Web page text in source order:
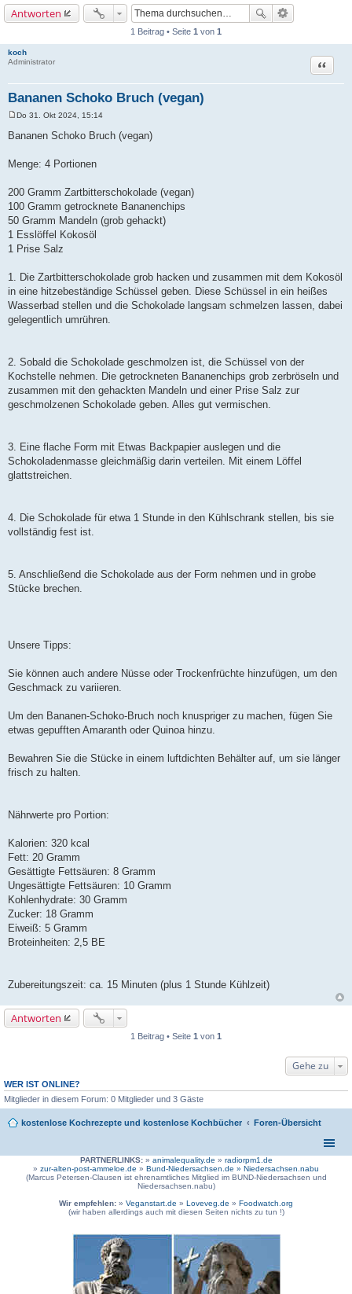
Antworten
1 Beitrag • Seite 1 von 1
koch
Administrator
Bananen Schoko Bruch (vegan)
Zitat
i
a
Do 31. Okt 2024, 15:14
Bananen Schoko Bruch (vegan)
Menge: 4 Portionen
200 Gramm Zartbitterschokolade (vegan)
100 Gramm getrocknete Bananenchips
50 Gramm Mandeln (grob gehackt)
1 Esslöffel Kokosöl
1 Prise Salz
1. Die Zartbitterschokolade grob hacken und zusammen mit dem Kokosöl
in eine hitzebeständige Schüssel geben. Diese Schüssel in ein heißes
Wasserbad stellen und die Schokolade langsam schmelzen lassen, dabei
gelegentlich umrühren.
2. Sobald die Schokolade geschmolzen ist, die Schüssel von der
Kochstelle nehmen. Die getrockneten Bananenchips grob zerbröseln und
zusammen mit den gehackten Mandeln und einer Prise Salz zur
geschmolzenen Schokolade geben. Alles gut vermischen.
3. Eine flache Form mit Etwas Backpapier auslegen und die
Schokoladenmasse gleichmäßig darin verteilen. Mit einem Löffel
glattstreichen.
4. Die Schokolade für etwa 1 Stunde in den Kühlschrank stellen, bis sie
vollständig fest ist.
5. Anschließend die Schokolade aus der Form nehmen und in grobe
Stücke brechen.
Unsere Tipps:
Sie können auch andere Nüsse oder Trockenfrüchte hinzufügen, um den
Geschmack zu variieren.
Um den Bananen-Schoko-Bruch noch knuspriger zu machen, fügen Sie
etwas gepufften Amaranth oder Quinoa hinzu.
Bewahren Sie die Stücke in einem luftdichten Behälter auf, um sie länger
frisch zu halten.
Nährwerte pro Portion:
Kalorien: 320 kcal
Fett: 20 Gramm
Gesättigte Fettsäuren: 8 Gramm
Ungesättigte Fettsäuren: 10 Gramm
Kohlenhydrate: 30 Gramm
Zucker: 18 Gramm
Eiweiß: 5 Gramm
Broteinheiten: 2,5 BE
Zubereitungszeit: ca. 15 Minuten (plus 1 Stunde Kühlzeit)
Antworten
1 Beitrag • Seite 1 von 1
Gehe zu
WER IST ONLINE?
Mitglieder in diesem Forum: 0 Mitglieder und 3 Gäste
kostenlose Kochrezepte und kostenlose Kochbücher Foren-Übersicht
PARTNERLINKS:» animalequality.de » radiorpm1.de
» zur-alten-post-ammeloe.de » Bund-Niedersachsen.de » Niedersachsen.nabu
(Marcus Petersen-Clausen ist ehrenamtliches Mitglied im BUND-Niedersachsen und
Niedersachsen.nabu)
Wir empfehlen: » Veganstart.de » Loveveg.de » Foodwatch.org
(wir haben allerdings auch mit diesen Seiten nichts zu tun !)